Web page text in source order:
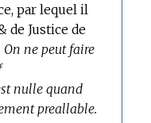
par lequel il
de Justice de
On ne peut faire
nulle quand
preallable.